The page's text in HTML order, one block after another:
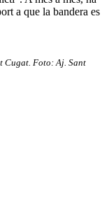
a que la bandera es
Cugat. Foto: Aj. Sant